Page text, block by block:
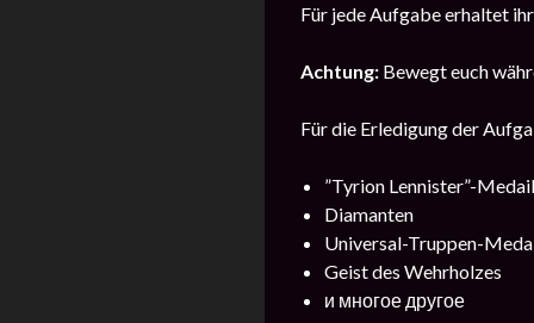
Für jede Aufgabe erhaltet
Achtung: Bewegt euch
Für die Erledigung der
”Tyrion Lennister”-
Diamanten
Universal-Truppen-
Geist des Wehrholzes
и многое другое